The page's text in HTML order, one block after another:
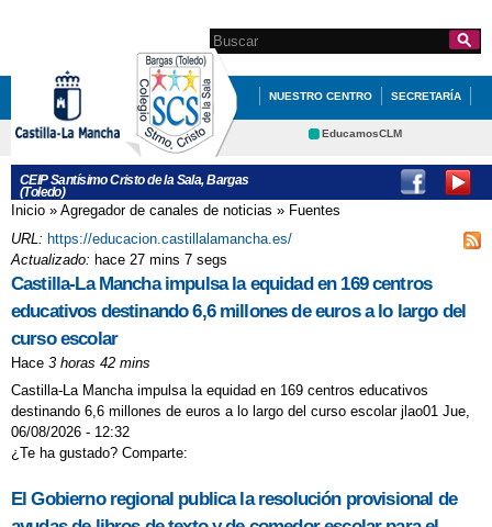
contenido
principalFormulario de
búsqueda
Search this site
NUESTRO CENTRO SECRETARÍA
EDUCACIÓN QUÉ HACEMOS
SITE DE INGLÉS 5º Y 6º
FIESTA FIN DE CURSO
MULTIAVENTURA EN SAN PABLO 3º DE
PRIMARIA
MANIQUIES SAN SILVESTRE 2
RECORDANDO VIEJOS TIEMPOS
YOGA EN 3 AÑOS INFANTIL
EducamosCLM
Cultura
Deportes
CEIP Santísimo Cristo de la Sala, Bargas
(Toledo)
Se encuentra usted aquí
Inicio » Agregador de canales de noticias » Fuentes
URL: https://educacion.castillalamancha.es/
Actualizado: hace 27 mins 7 segs
Castilla-La Mancha impulsa la equidad en 169 centros
educativos destinando 6,6 millones de euros a lo largo del
curso escolar
Hace 3 horas 42 mins
Castilla-La Mancha impulsa la equidad en 169 centros educativos
destinando 6,6 millones de euros a lo largo del curso escolar jlao01 Jue,
06/08/2026 - 12:32
¿Te ha gustado? Comparte:
El Gobierno regional publica la resolución provisional de